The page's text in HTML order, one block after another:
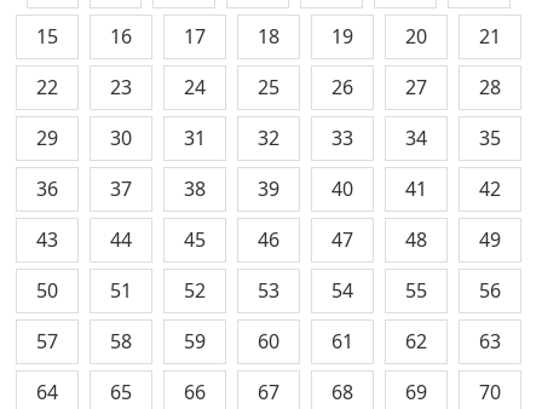
15
16 17 18 19 20
21
22
23 24 25 26 27
28
29
30 31 32 33 34
35
36
37 38 39 40 41
42
43
44 45 46 47 48
49
50
51 52 53 54 55
56
57
58 59 60 61 62
63
64
65 66 67 68 69
70